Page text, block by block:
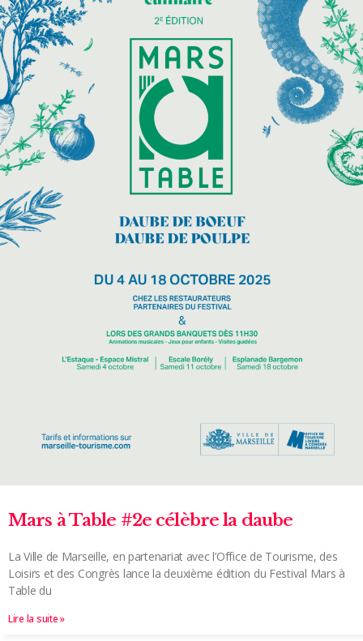
Mars à Table #2e célèbre la daube
La Ville de Marseille, en partenariat avec l’Office de Tourisme, des
Loisirs et des Congrès lance la deuxième édition du Festival Mars à
Table du
Lire la suite »